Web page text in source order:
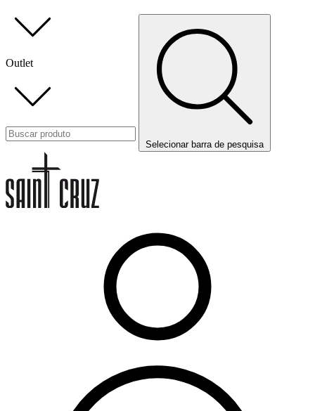
Outlet
Selecionar barra de pesquisa